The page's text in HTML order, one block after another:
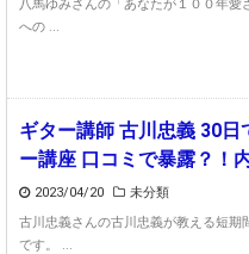
八馬ゆみさんの「あなたが１００年
への ...
ギター講師 古川忠義 30
ー講座 口コミで暴露？！
2023/04/20
未分類
古川忠義さんの古川忠義が教える短期
です。 ...